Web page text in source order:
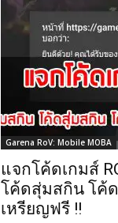
Garena RoV: Mobile MOBA
แจกโค้ดเกมส์
โค้ดสุ่มสกิน โค้
เหรียญฟรี !!